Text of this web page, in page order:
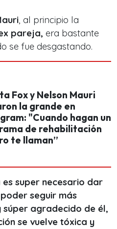
, al principio la
pareja, era bastante
se fue desgastando.
Fox y Nelson Mauri
la grande en
"Cuando hagan un
de rehabilitación
te llaman”
es super necesario dar
seguir más
súper agradecido de él,
se vuelve tóxica y